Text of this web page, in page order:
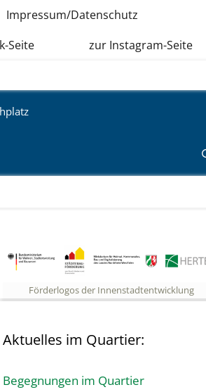
Impressum/Datenschutz
Seite zur Instagram-Seite
Förderlogos der Innenstadtentwicklung
Aktuelles im Quartier:
Begegnungen im Quartier